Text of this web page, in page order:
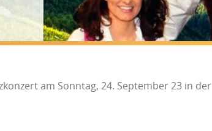
am Sonntag, 24. September 23 in der